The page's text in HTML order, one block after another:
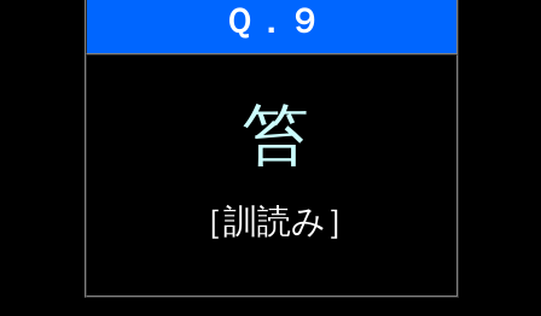
Ｑ．９
笞
［訓読み］